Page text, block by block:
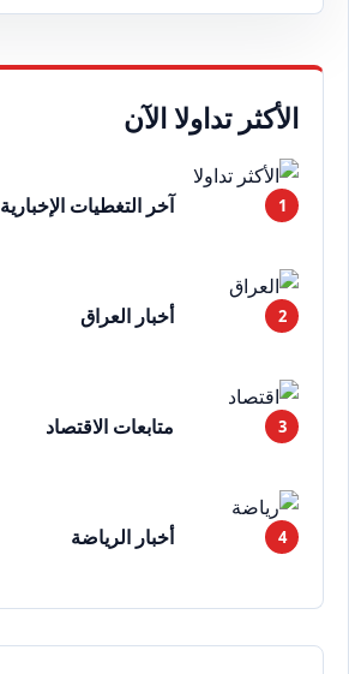
الأكثر تداولا الآن
آخر التغطيات الإخبارية
أخبار العراق
متابعات الاقتصاد
أخبار الرياضة